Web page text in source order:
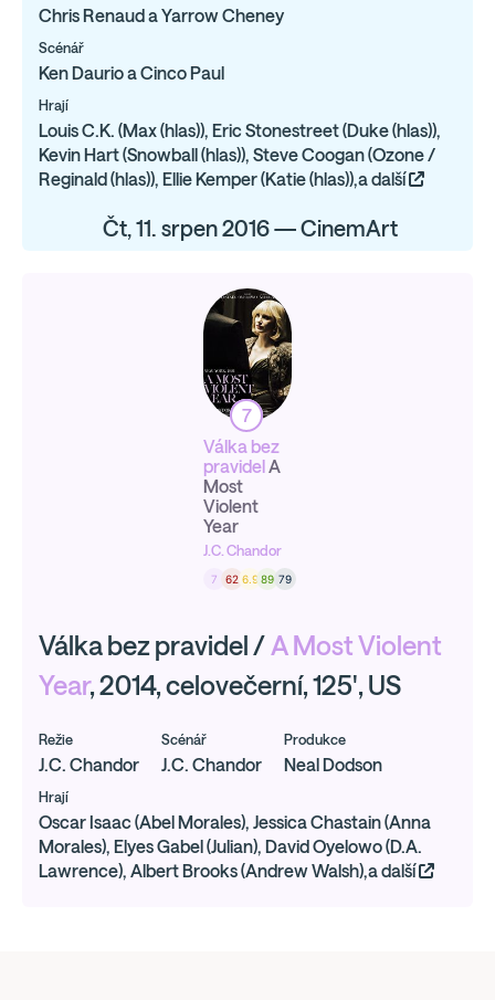
Chris Renaud a Yarrow Cheney
Scénář
Ken Daurio a Cinco Paul
Hrají
Louis C.K. (Max (hlas)), Eric Stonestreet (Duke (hlas)),
Kevin Hart (Snowball (hlas)), Steve Coogan (Ozone /
Reginald (hlas)), Ellie Kemper (Katie (hlas)),a další
Čt, 11. srpen 2016 — CinemArt
7
Válka bez
pravidelA
Most
Violent
Year
J.C. Chandor
7 62 6.9 89 79
Válka bez pravidel /A Most Violent
Year, 2014, celovečerní, 125', US
Režie
J.C. Chandor
Scénář
J.C. Chandor
Produkce
Neal Dodson
Hrají
Oscar Isaac (Abel Morales), Jessica Chastain (Anna
Morales), Elyes Gabel (Julian), David Oyelowo (D.A.
Lawrence), Albert Brooks (Andrew Walsh),a další